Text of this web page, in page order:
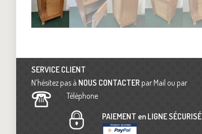
SERVICE CLIENT
N’hésitez pas à NOUS CONTACTER par Mail ou par
Téléphone
PAIEMENT en LIGNE SÉCURISÉ